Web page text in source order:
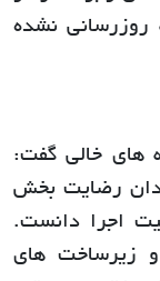
روزرسانی نشده
های خالی گفت:
رضایت بخش
اجرا دانست.
و زیرساخت های